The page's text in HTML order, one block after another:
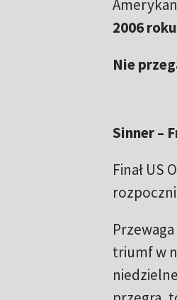
2006 roku
Nie
Sinner –
Finał US
triumf w